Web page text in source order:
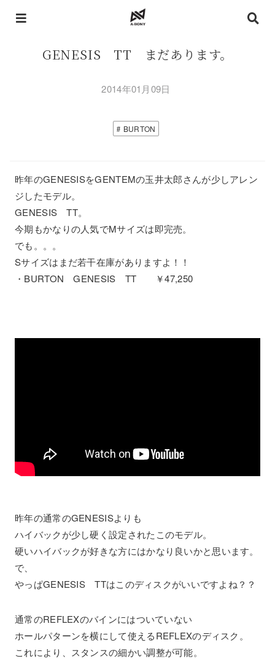
GENESIS TT まだあります。
2014年01月09日
BURTON
昨年のGENESISをGENTEMの玉井太郎さんが少しアレン
ジしたモデル。
GENESIS TT。
今期もかなりの人気でMサイズは即完売。
でも。。。
Sサイズはまだ若干在庫がありますよ！！
・BURTON GENESIS TT ￥47,250
昨年の通常のGENESISよりも
ハイバックが少し硬く設定されたこのモデル。
硬いハイバックが好きな方にはかなり良いかと思います。
で、
やっぱGENESIS TTはこのディスクがいいですよね？？
通常のREFLEXのバインにはついていない
ホールパターンを横にして使えるREFLEXのディスク。
これにより、スタンスの細かい調整が可能。